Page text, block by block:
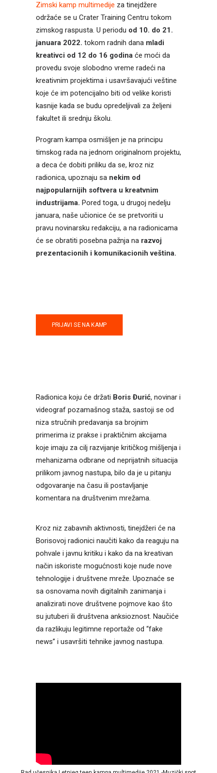
Zimski kamp multimedije za tinejdžere
održaće se u Crater Training Centru tokom
zimskog raspusta. U periodu od 10. do 21.
januara 2022. tokom radnih dana mladi
kreativci od 12 do 16 godinaće moći da
provedu svoje slobodno vreme radeći na
kreativnim projektima i usavršavajući veštine
koje će im potencijalno biti od velike koristi
kasnije kada se budu opredeljivali za željeni
fakultet ili srednju školu.
Program kampa osmišljen je na principu
timskog rada na jednom originalnom projektu,
a deca će dobiti priliku da se, kroz niz
radionica, upoznaju sanekim od
najpopularnijih softvera u kreatvnim
industrijama. Pored toga, u drugoj nedelju
januara, naše učionice će se pretvoritii u
pravu novinarsku redakciju, a na radionicama
će se obratiti posebna pažnja na razvoj
prezentacionih i komunikacionih veština.
PRIJAVI SE NA KAMP
Radionica koju će držati Boris Đurić, novinar i
videograf pozamašnog staža, sastoji se od
niza stručnih predavanja sa brojnim
primerima iz prakse i praktičnim akcijama
koje imaju za cilj razvijanje kritičkog mišljenja i
mehanizama odbrane od neprijatnih situacija
prilikom javnog nastupa, bilo da je u pitanju
odgovaranje na času ili postavljanje
komentara na društvenim mrežama.
Kroz niz zabavnih aktivnosti, tinejdžeri će na
Borisovoj radionici naučiti kako da reaguju na
pohvale i javnu kritiku i kako da na kreativan
način iskoriste mogućnosti koje nude nove
tehnologije i društvene mreže. Upoznaće se
sa osnovama novih digitalnih zanimanja i
analizirati nove društvene pojmove kao što
su jutuberi ili društvena anksioznost. Naučiće
da razlikuju legitimne reportaže od “fake
news” i usavršiti tehnike javnog nastupa.